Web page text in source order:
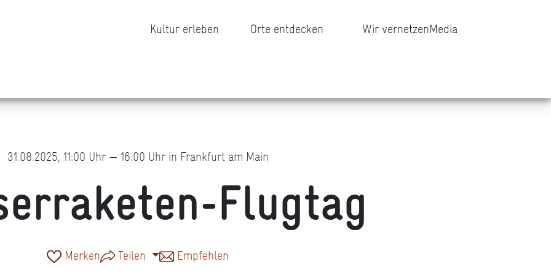
Kultur erleben Orte entdecken Wir vernetzenMedia
31.08.2025, 11:00 Uhr — 16:00 Uhr in Frankfurt am Main
Flugtag
Merken Teilen Empfehlen